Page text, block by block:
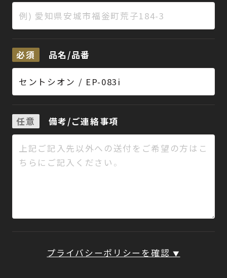
必須 品名/品番
任意 備考/ご連絡事項
プライバシーポリシーを確認 ▼